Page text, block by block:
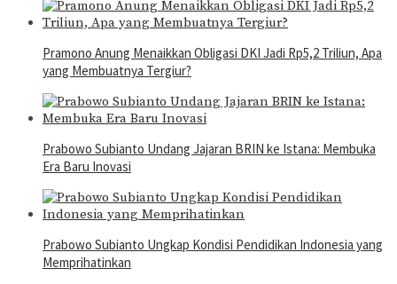
Pramono Anung Menaikkan Obligasi DKI Jadi Rp5,2 Triliun, Apa
yang Membuatnya Tergiur?
Prabowo Subianto Undang Jajaran BRIN ke Istana: Membuka
Era Baru Inovasi
Prabowo Subianto Ungkap Kondisi Pendidikan Indonesia yang
Memprihatinkan